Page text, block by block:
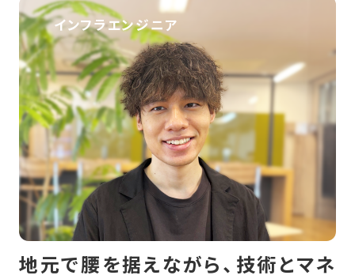
インフラエンジニア
地元で腰を据えながら、技術とマネ